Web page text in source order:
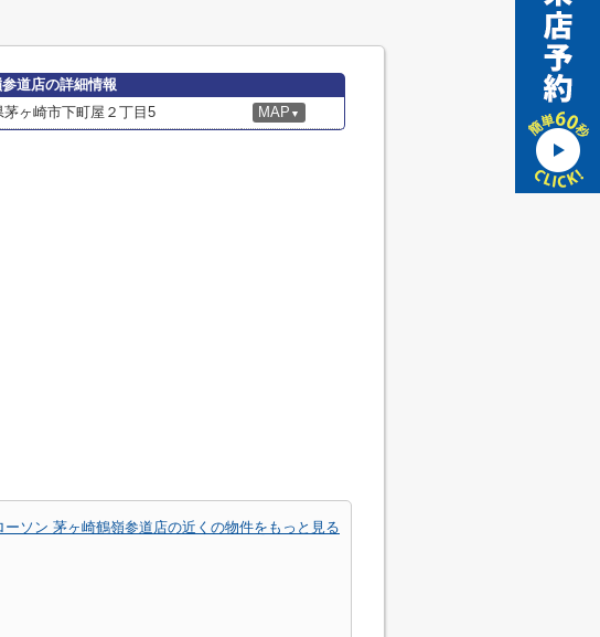
道店の詳細情報
茅ヶ崎市下町屋２丁目5 MAP ▼
ーソン 茅ヶ崎鶴嶺参道店の近くの物件をもっと見る